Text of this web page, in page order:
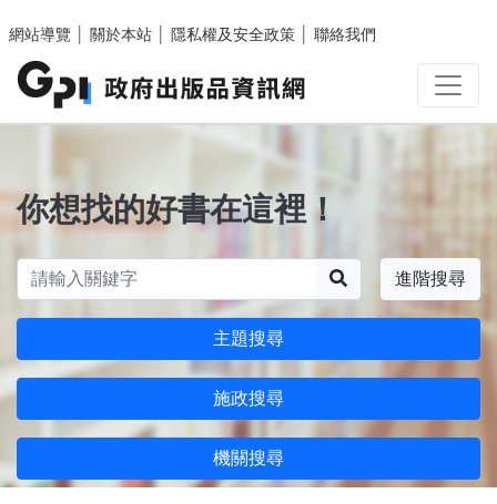
網站導覽
關於本站 隱私權及安全政策 聯絡我們
你想找的好書在這裡！
進階搜尋
主題搜尋
施政搜尋
機關搜尋